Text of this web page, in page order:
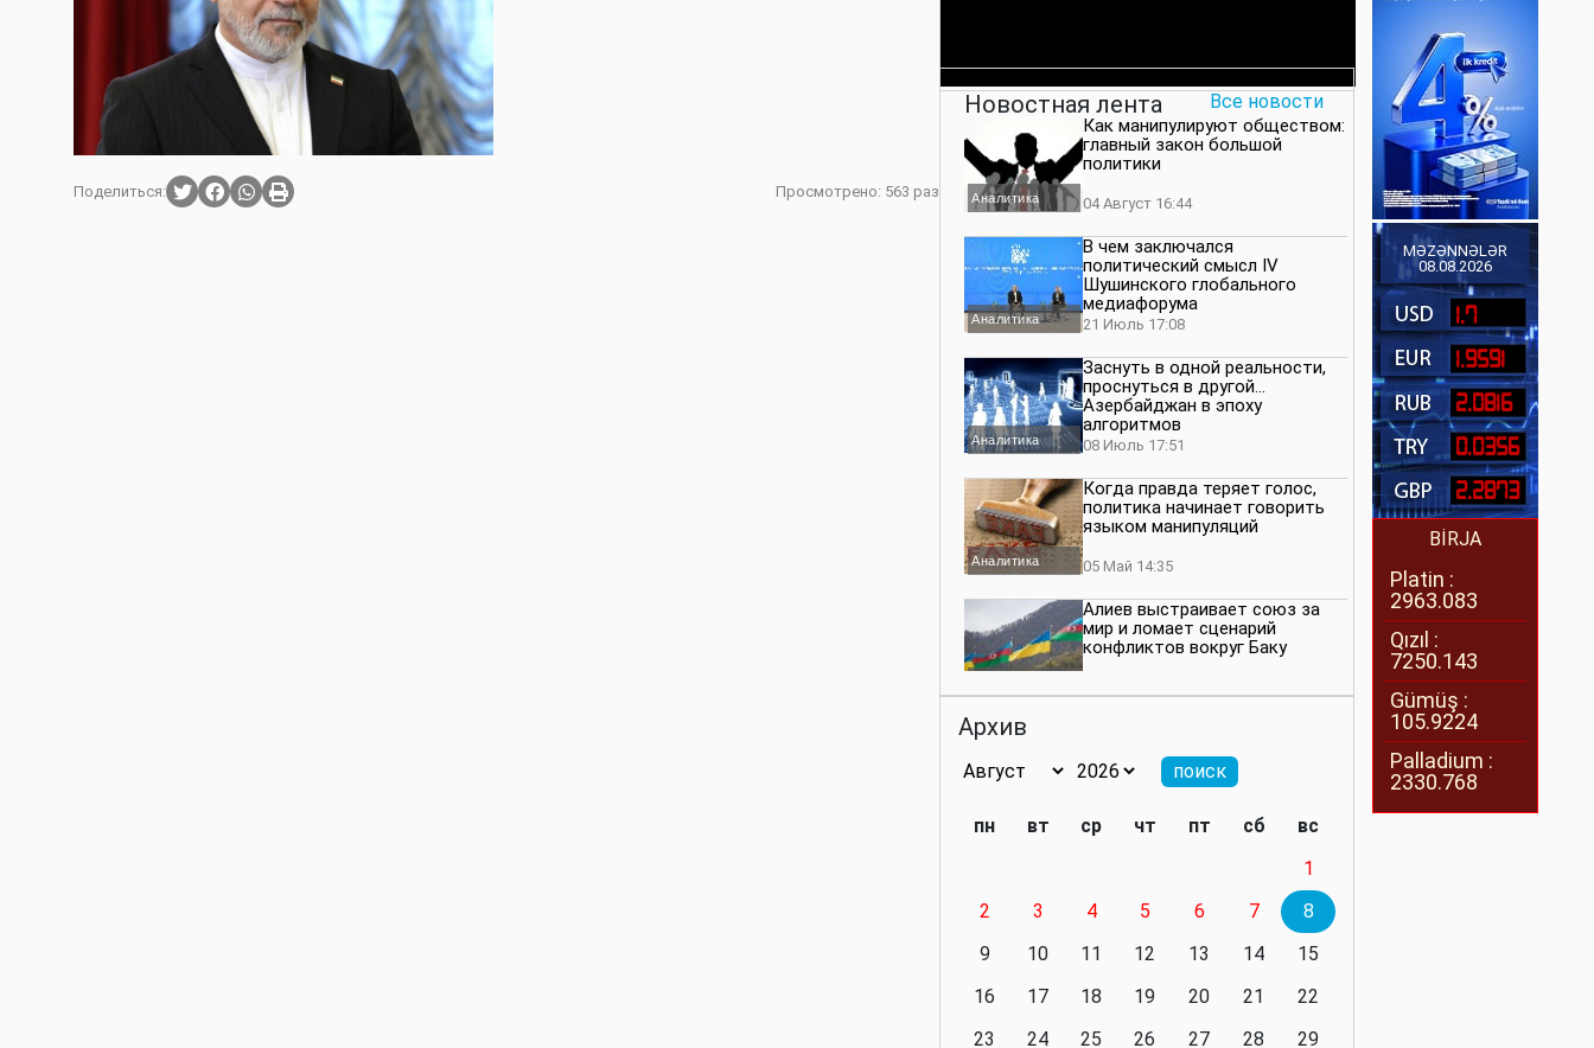
Поделиться: Просмотрено: 563 раз
Новостная лента Все новости
Аналитика
Как манипулируют обществом:
главный закон большой
политики
04 Август 16:44
Аналитика
В чем заключался
политический смысл IV
Шушинского глобального
медиафорума
21 Июль 17:08
Аналитика
Заснуть в одной реальности,
проснуться в другой…
Азербайджан в эпоху
алгоритмов
08 Июль 17:51
Аналитика
Когда правда теряет голос,
политика начинает говорить
языком манипуляций
05 Май 14:35
Алиев выстраивает союз за
мир и ломает сценарий
конфликтов вокруг Баку
значимость региона
нейтралитета больше не будет
Политика
президенту приходится все
делать самому
Архив
пн вт ср чт пт сб
вс
1
2
3 4 5 6 7
8
9
10 11 12 13 14
15
16
17 18 19 20 21
22
23
24 25 26 27 28
29
MƏZƏNNƏLƏR
08.08.2026
1.7
1.9591
2.0816
0.0356
2.2873
BİRJA
Platin :
2963.083
Qızıl :
7250.143
Gümüş :
105.9224
Palladium :
2330.768